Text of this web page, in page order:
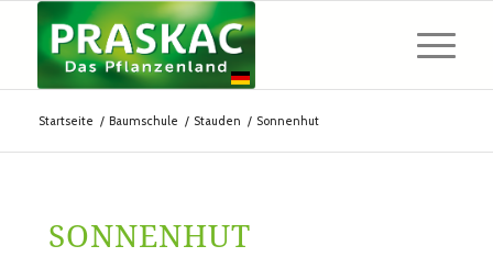
Startseite / Baumschule / Stauden / Sonnenhut
SONNENHUT